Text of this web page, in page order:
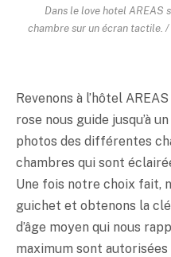
Dans le love hotel AREAS
chambre sur un écran tactile.
Revenons à l’hôtel
rose nous guide jusqu’à
photos des différentes
chambres qui sont
Une fois notre choix fait,
guichet et obtenons la clé
d’âge moyen qui nous
maximum sont autorisées